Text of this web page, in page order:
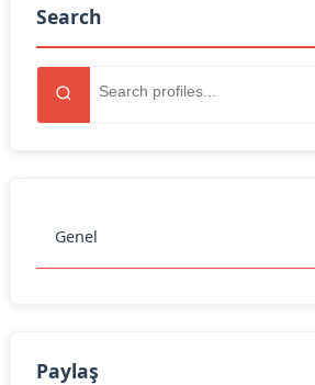
Search
Genel
Paylaş